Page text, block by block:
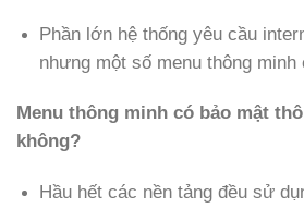
Phần lớn hệ thống yêu cầu
nhưng một số menu thông minh
Menu thông minh có bảo mật
không?
Hầu hết các nền tảng đều sử